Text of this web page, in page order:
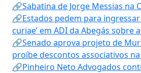
🔗Sabatina de Jorge Messias na
🔗Estados pedem para ingressar
curiae’ em ADI da Abegás sobre
🔗Senado aprova projeto de
proíbe descontos associativos
🔗Pinheiro Neto Advogados